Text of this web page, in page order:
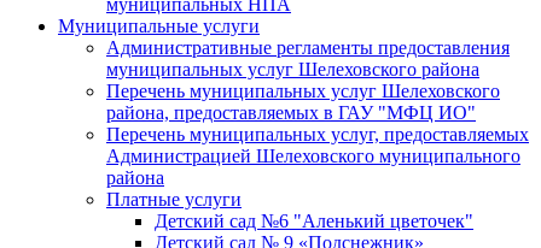
Муниципальные услуги
Административные регламенты предоставления
муниципальных услуг Шелеховского района
Перечень муниципальных услуг Шелеховского
района, предоставляемых в ГАУ "МФЦ ИО"
Перечень муниципальных услуг, предоставляемых
Администрацией Шелеховского муниципального
района
Платные услуги
Детский сад №6 "Аленький цветочек"
Детский сад № 9 «Подснежник»